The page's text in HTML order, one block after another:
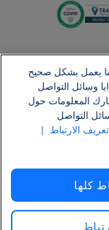
قانوني
يعمل بشكل صحيح
وسائل التواصل
المعلومات حول
التواصل
الارتباط
|
كلها